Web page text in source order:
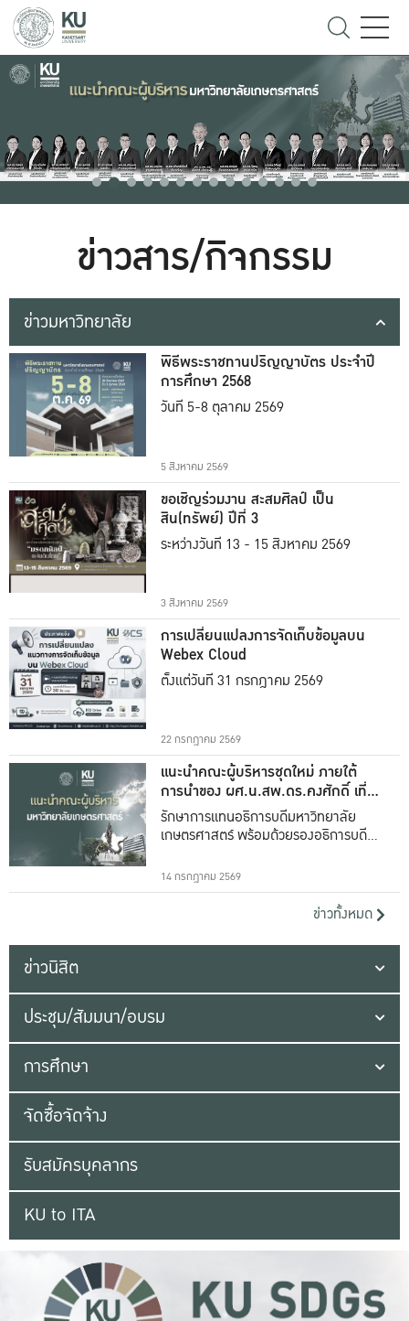
ข่าวสาร/กิจกรรม
ข่าวมหาวิทยาลัย
พิธีพระราชทานปริญญาบัตร ประจำปี
การศึกษา 2568
วันที่ 5-8 ตุลาคม 2569
5 สิงหาคม 2569
ขอเชิญร่วมงาน สะสมศิลป์ เป็น
สิน(ทรัพย์) ปีที่ 3
ระหว่างวันที่ 13 - 15 สิงหาคม 2569
3 สิงหาคม 2569
การเปลี่ยนแปลงการจัดเก็บข้อมูลบน
Webex Cloud
ตั้งแต่วันที่ 31 กรกฎาคม 2569
22 กรกฎาคม 2569
แนะนำคณะผู้บริหารชุดใหม่ ภายใต้
การนำของ ผศ.น.สพ.ดร.คงศักดิ์ เที่ยง
ธรรม
รักษาการแทนอธิการบดีมหาวิทยาลัย
เกษตรศาสตร์ พร้อมด้วยรองอธิการบดีทั้ง
14 กรกฎาคม 2569
ข่าวทั้งหมด
ข่าวนิสิต
ประชุม/สัมมนา/อบรม
การศึกษา
จัดซื้อจัดจ้าง
รับสมัครบุคลากร
KU to ITA